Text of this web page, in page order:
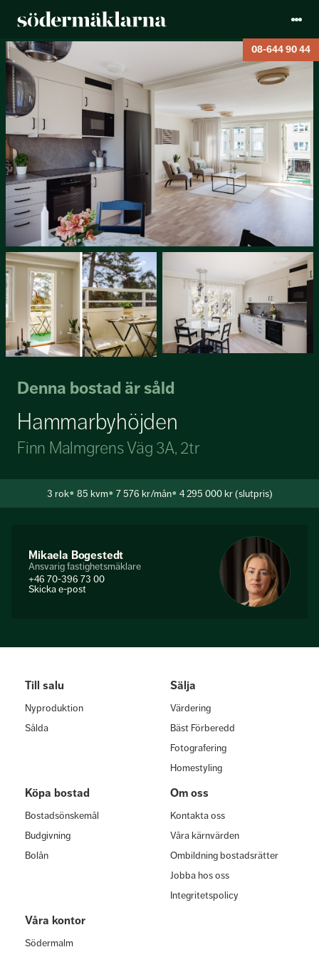
08-644 90 44
Denna bostad är såld
Finn Malmgrens Väg 3A, 2tr
Hammarbyhöjden
3 rok 85 kvm 7 576 kr/mån 4 295 000 kr (slutpris)
Mikaela Bogestedt
Ansvarig fastighetsmäklare
+46 70-396 73 00
Skicka e-post
Till salu
Nyproduktion
Sålda
Sälja
Värdering
Bäst Förberedd
Fotografering
Homestyling
Köpa bostad
Bostadsönskemål
Budgivning
Bolån
Om oss
Kontakta oss
Våra kärnvärden
Ombildning bostadsrätter
Jobba hos oss
Integritetspolicy
Våra kontor
Södermalm